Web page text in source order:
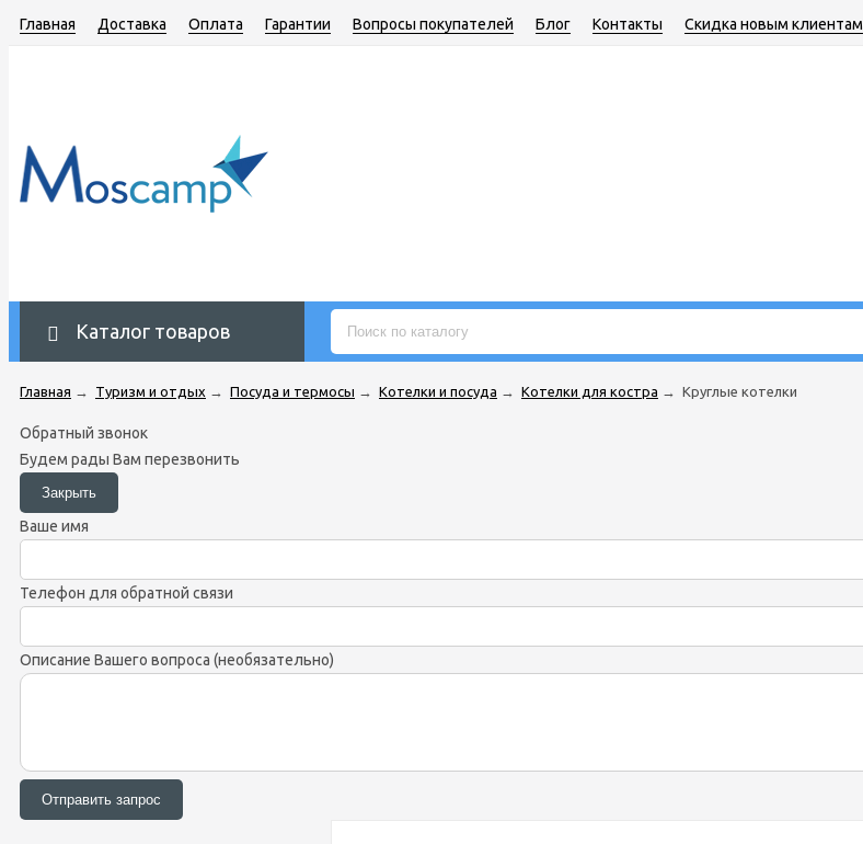
Главная Доставка Оплата Гарантии Вопросы покупателей Блог Контакты Скидка новым клиентам
Каталог товаров
Главная → Туризм и отдых → Посуда и термосы → Котелки и посуда → Котелки для костра → Круглые котелки
Обратный звонок
Будем рады Вам перезвонить
Ваше имя
Телефон для обратной связи
Описание Вашего вопроса (необязательно)